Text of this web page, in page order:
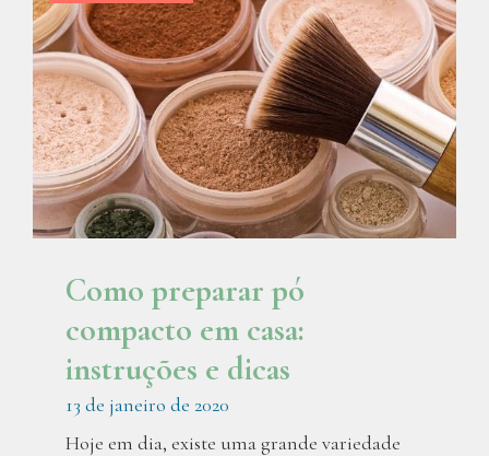
Como preparar pó
compacto em casa:
instruções e dicas
13 de janeiro de 2020
Hoje em dia, existe uma grande variedade